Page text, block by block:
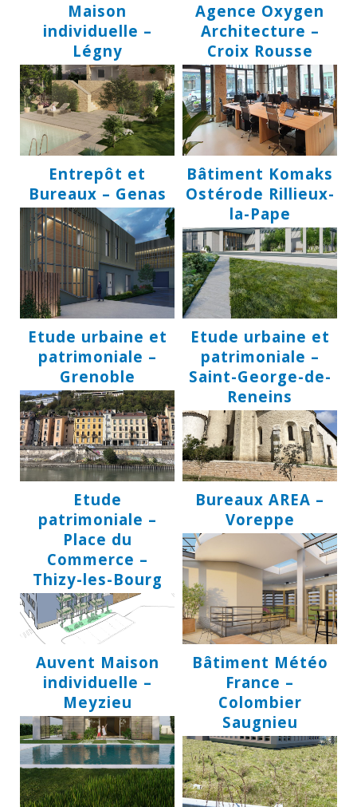
Maison
individuelle –
Légny
Agence Oxygen
Architecture –
Croix Rousse
Entrepôt et
Bureaux – Genas
Bâtiment Komaks
Ostérode Rillieux-
la-Pape
Etude urbaine et
patrimoniale –
Grenoble
Etude urbaine et
patrimoniale –
Saint-George-de-
Reneins
Etude
patrimoniale –
Place du
Commerce –
Thizy-les-Bourg
Bureaux AREA –
Voreppe
Auvent Maison
individuelle –
Meyzieu
Bâtiment Météo
France –
Colombier
Saugnieu